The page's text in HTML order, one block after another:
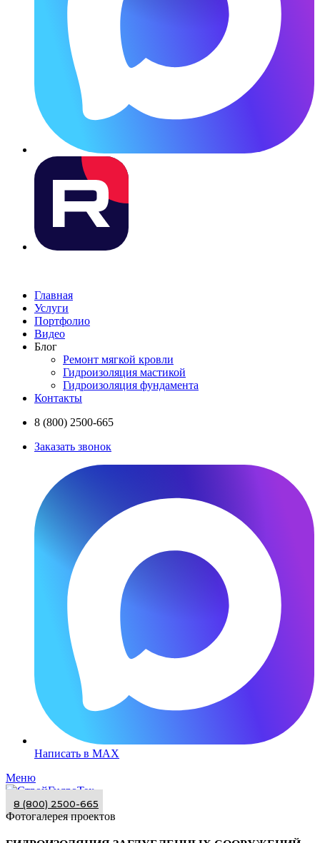
Главная
Услуги
Портфолио
Видео
Блог
Ремонт мягкой кровли
Гидроизоляция мастикой
Гидроизоляция фундамента
Контакты
8 (800) 2500-665
Заказать звонок
Написать в MAX
Меню
8 (800) 2500-665
Фотогалерея проектов